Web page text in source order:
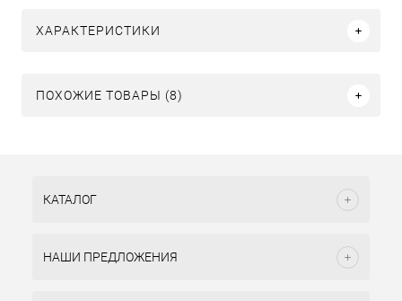
ХАРАКТЕРИСТИКИ
ПОХОЖИЕ ТОВАРЫ (8)
КАТАЛОГ
НАШИ ПРЕДЛОЖЕНИЯ